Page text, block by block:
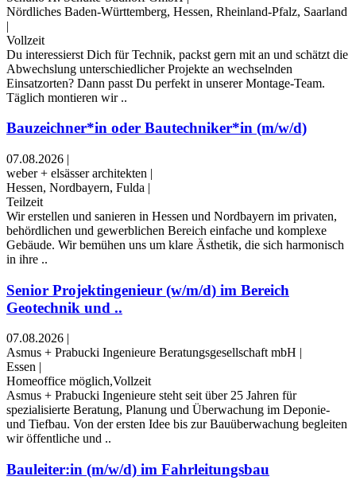
Nördliches Baden-Württemberg, Hessen, Rheinland-Pfalz, Saarland
|
Vollzeit
Du interessierst Dich für Technik, packst gern mit an und schätzt die
Abwechslung unterschiedlicher Projekte an wechselnden
Einsatzorten? Dann passt Du perfekt in unserer Montage-Team.
Täglich montieren wir ..
Bauzeichner*in oder Bautechniker*in (m/w/d)
07.08.2026 |
weber + elsässer architekten |
Hessen, Nordbayern, Fulda |
Teilzeit
Wir erstellen und sanieren in Hessen und Nordbayern im privaten,
behördlichen und gewerblichen Bereich einfache und komplexe
Gebäude. Wir bemühen uns um klare Ästhetik, die sich harmonisch
in ihre ..
Senior Projektingenieur (w/m/d) im Bereich
Geotechnik und ..
07.08.2026
Asmus + Prabucki Ingenieure Beratungsgesellschaft mbH
Essen
Homeoffice möglich,Vollzeit
Asmus + Prabucki Ingenieure steht seit über 25 Jahren für
spezialisierte Beratung, Planung und Überwachung im Deponie-
und Tiefbau. Von der ersten Idee bis zur Bauüberwachung begleiten
wir öffentliche und ..
Bauleiter:in (m/w/d) im Fahrleitungsbau